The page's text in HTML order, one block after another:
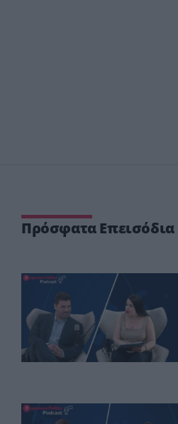
Πρόσφατα Επεισόδια